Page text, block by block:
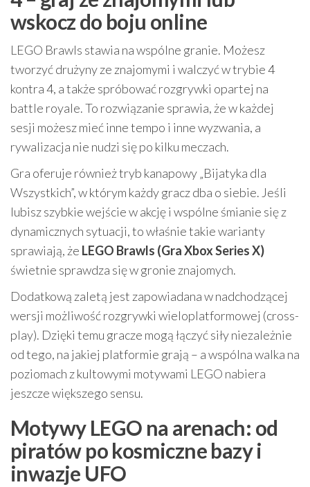
wskocz do boju online
LEGO Brawls stawia na wspólne granie. Możesz
tworzyć drużyny ze znajomymi i walczyć w trybie 4
kontra 4, a także spróbować rozgrywki opartej na
battle royale. To rozwiązanie sprawia, że w każdej
sesji możesz mieć inne tempo i inne wyzwania, a
rywalizacja nie nudzi się po kilku meczach.
Gra oferuje również tryb kanapowy „Bijatyka dla
Wszystkich”, w którym każdy gracz dba o siebie. Jeśli
lubisz szybkie wejście w akcję i wspólne śmianie się z
dynamicznych sytuacji, to właśnie takie warianty
sprawiają, że LEGO Brawls (Gra Xbox Series X)
świetnie sprawdza się w gronie znajomych.
Dodatkową zaletą jest zapowiadana w nadchodzącej
wersji możliwość rozgrywki wieloplatformowej (cross-
play). Dzięki temu gracze mogą łączyć siły niezależnie
od tego, na jakiej platformie grają – a wspólna walka na
poziomach z kultowymi motywami LEGO nabiera
jeszcze większego sensu.
Motywy LEGO na arenach: od
piratów po kosmiczne bazy i
inwazje UFO